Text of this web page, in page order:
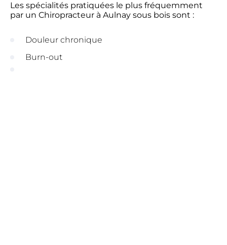
Les spécialités pratiquées le plus fréquemment
par un Chiropracteur à Aulnay sous bois sont :
Douleur chronique
Burn-out